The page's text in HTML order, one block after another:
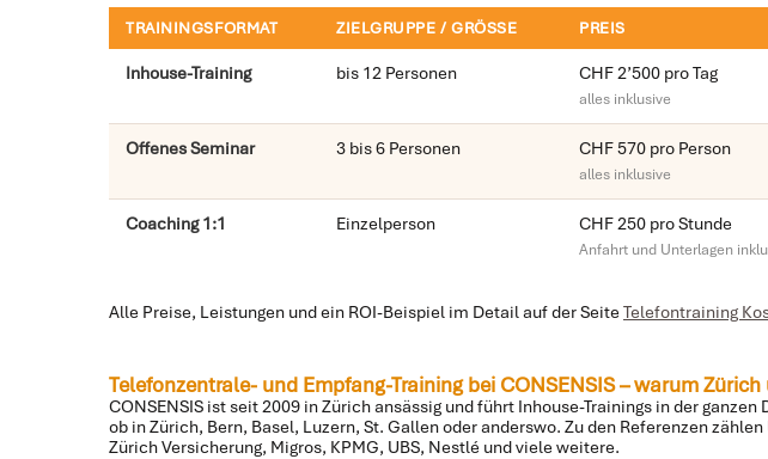
TRAININGSFORMAT ZIELGRUPPE / GRÖSSE PREIS
Inhouse-Training bis 12 Personen CHF 2’500 pro Tag
alles inklusive
Offenes Seminar 3 bis 6 Personen CHF 570 pro Person
alles inklusive
Coaching 1:1 Einzelperson CHF 250 pro Stunde
Anfahrt und Unterlagen
Alle Preise, Leistungen und ein ROI-Beispiel im Detail auf der Seite Telefontraining
Telefonzentrale- und Empfang-Training bei CONSENSIS – warum
CONSENSIS ist seit 2009 in Zürich ansässig und führt Inhouse-Trainings in der
ob in Zürich, Bern, Basel, Luzern, St. Gallen oder anderswo. Zu den Referenzen
Zürich Versicherung, Migros, KPMG, UBS, Nestlé und viele weitere.